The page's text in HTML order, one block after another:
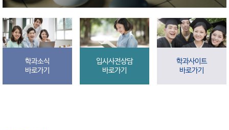
학과소식
바로가기
입시사전상담
바로가기
학과사이트
바로가기